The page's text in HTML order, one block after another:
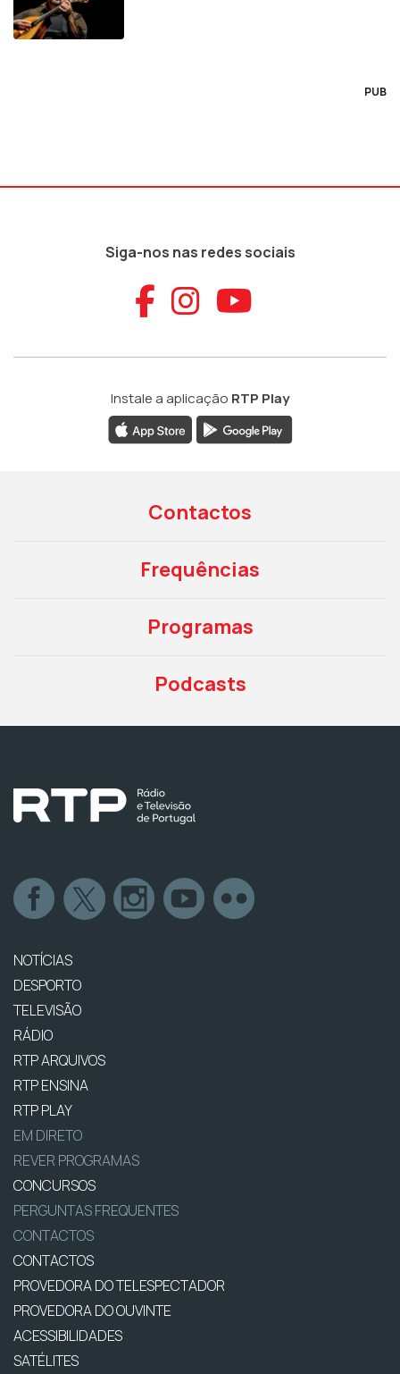
PUB
Siga-nos nas redes sociais
Aceder ao
Aceder ao
Aceder
Instale a aplicação RTP Play
Contactos
Frequências
Programas
Podcasts
NOTÍCIAS
DESPORTO
TELEVISÃO
RÁDIO
RTP ARQUIVOS
RTP ENSINA
RTP PLAY
EM DIRETO
REVER PROGRAMAS
CONCURSOS
PERGUNTAS FREQUENTES
CONTACTOS
CONTACTOS
PROVEDORA DO TELESPECTADOR
PROVEDORA DO OUVINTE
ACESSIBILIDADES
SATÉLITES